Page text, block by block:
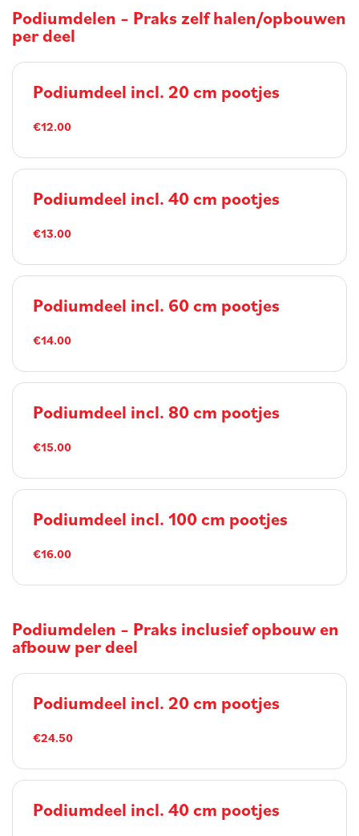
Podiumdelen – Praks zelf halen/opbouwen
per deel
Podiumdeel incl. 20 cm pootjes
€12.00
Podiumdeel incl. 40 cm pootjes
€13.00
Podiumdeel incl. 60 cm pootjes
€14.00
Podiumdeel incl. 80 cm pootjes
€15.00
Podiumdeel incl. 100 cm pootjes
€16.00
Podiumdelen – Praks inclusief opbouw en
afbouw per deel
Podiumdeel incl. 20 cm pootjes
€24.50
Podiumdeel incl. 40 cm pootjes